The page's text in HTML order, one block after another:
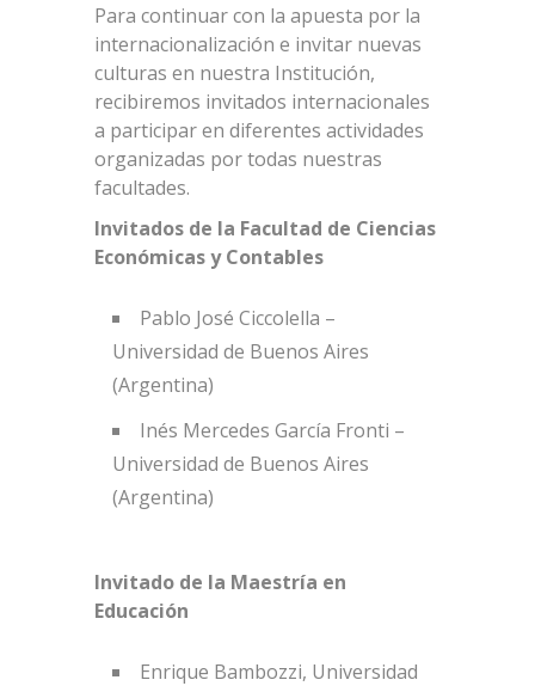
Para continuar con la apuesta por la
internacionalización e invitar nuevas
culturas en nuestra Institución,
recibiremos invitados internacionales
a participar en diferentes actividades
organizadas por todas nuestras
facultades.
Invitados de la Facultad de Ciencias
Económicas y Contables
Pablo José Ciccolella –
Universidad de Buenos Aires
(Argentina)
Inés Mercedes García Fronti –
Universidad de Buenos Aires
(Argentina)
Invitado de la Maestría en
Educación
Enrique Bambozzi, Universidad